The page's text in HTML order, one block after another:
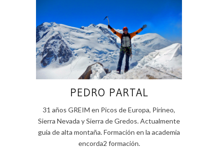
PEDRO PARTAL
31 años GREIM en Picos de Europa, Pirineo,
Sierra Nevada y Sierra de Gredos. Actualmente
guía de alta montaña. Formación en la academia
encorda2 formación.